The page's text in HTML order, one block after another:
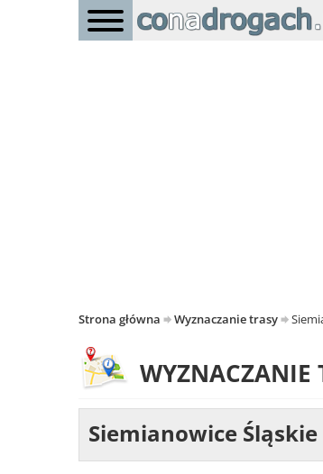
Strona główna Wyznaczanie trasy
WYZNACZANIE
Siemianowice